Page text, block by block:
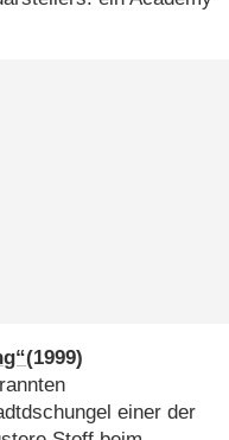
(1999)
einer der